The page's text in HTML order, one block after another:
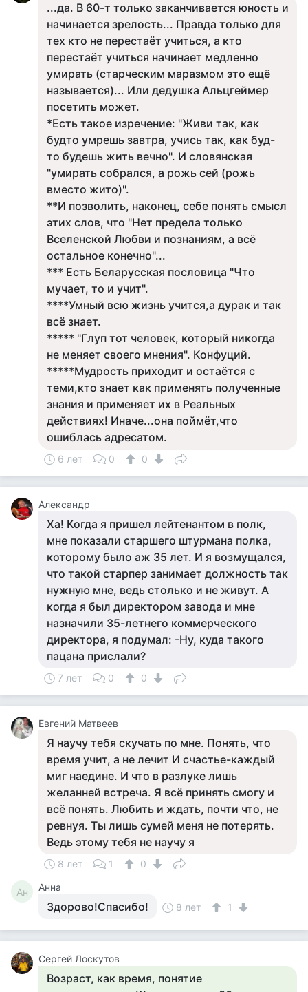
...да. В 60-т только заканчивается юность и
начинается зрелость... Правда только для
тех кто не перестаёт учиться, а кто
перестаёт учиться начинает медленно
умирать (старческим маразмом это ещё
называется)... Или дедушка Альцгеймер
посетить может.
*Есть такое изречение: "Живи так, как
будто умрешь завтра, учиcь так, как буд-
то будешь жить вечно". И словянская
"умирать собрался, а рожь сей (рожь
вместо жито)".
**И позволить, наконец, себе понять смысл
этих слов, что "Нет предела только
Вселенской Любви и познаниям, а всё
остальное конечно"...
*** Есть Беларусская пословица "Что
мучает, то и учит".
****Умный всю жизнь учится,а дурак и так
всё знает.
***** "Глуп тот человек, который никогда
не меняет своего мнения". Конфуций.
*****Мудрость приходит и остаётся с
теми,кто знает как применять полученные
знания и применяет их в Реальных
действиях! Иначе...она поймёт,что
ошиблась адресатом.
6 лет 0 0
Александр
Ха! Когда я пришел лейтенантом в полк,
мне показали старшего штурмана полка,
которому было аж 35 лет. И я возмущался,
что такой старпер занимает должность так
нужную мне, ведь столько и не живут. А
когда я был директором завода и мне
назначили 35-летнего коммерческого
директора, я подумал: -Ну, куда такого
пацана прислали?
7 лет 0 0
Евгений Матвеев
Я научу тебя скучать по мне. Понять, что
время учит, а не лечит И счастье-каждый
миг наедине. И что в разлуке лишь
желанней встреча. Я всё принять смогу и
всё понять. Любить и ждать, почти что, не
ревнуя. Ты лишь сумей меня не потерять.
Ведь этому тебя не научу я
8 лет 1 0
Ан Анна
Здорово!Спасибо! 8 лет 1
Сергей Лоскутов
Возраст, как время, понятие